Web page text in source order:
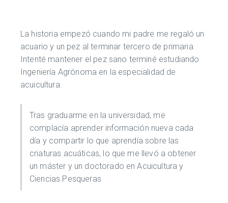
La historia empezó cuando mi padre me regaló un
acuario y un pez al terminar tercero de primaria.
Intenté mantener el pez sano terminé estudiando
Ingeniería Agrónoma en la especialidad de
acuicultura.
Tras graduarme en la universidad, me
complacía aprender información nueva cada
día y compartir lo que aprendía sobre las
criaturas acuáticas, lo que me llevó a obtener
un máster y un doctorado en Acuicultura y
Ciencias Pesqueras